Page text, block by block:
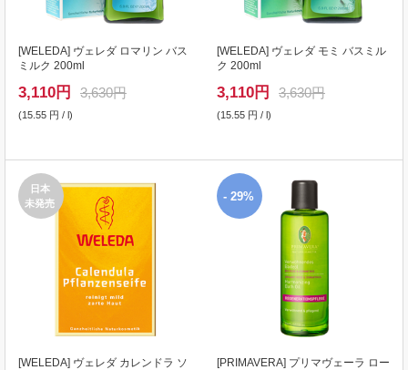
[WELEDA] ヴェレダ ロマリン バス
ミルク 200ml
3,110円 3,630円
(15.55 円 / l)
[WELEDA] ヴェレダ モミ バスミル
ク 200ml
3,110円 3,630円
(15.55 円 / l)
日本
未発売
[WELEDA] ヴェレダ カレンドラ ソ
- 29%
[PRIMAVERA] プリマヴェーラ ロー